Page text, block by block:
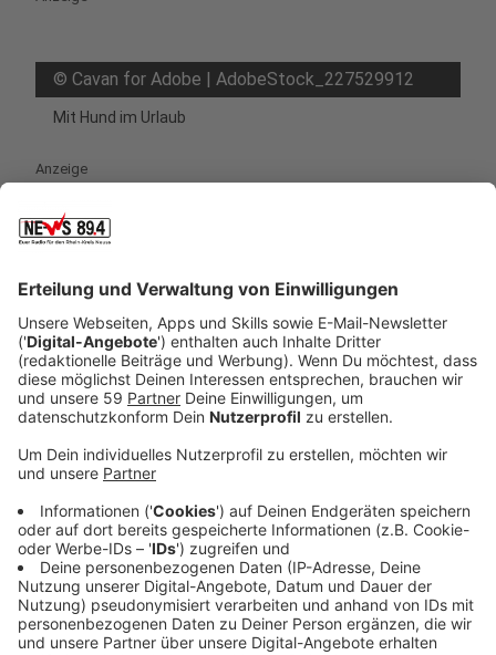
© Cavan for Adobe | AdobeStock_227529912
Mit Hund im Urlaub
Anzeige
Checkliste: Die perfekte Hunde-
Damit ihr nichts vergesst, hier die kompakte Übersicht:
Verbandsmaterial
Anzeige
Sterile Kompressen (hier klicken*)
Mullbinden